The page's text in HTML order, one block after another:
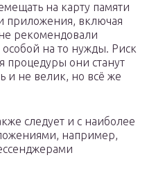
на карту памяти
приложения, включая
рекомендовали
на то нужды. Риск
процедуры они станут
и не велик, но всё же
следует и с наиболее
например,